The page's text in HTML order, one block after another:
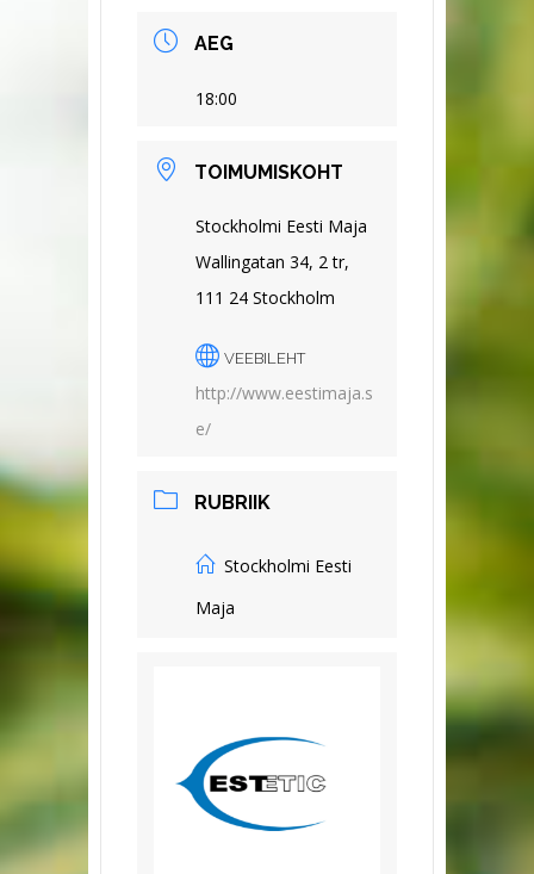
AEG
18:00
TOIMUMISKOHT
Stockholmi Eesti Maja
Wallingatan 34, 2 tr,
111 24 Stockholm
VEEBILEHT
http://www.eestimaja.s
e/
RUBRIIK
Stockholmi Eesti
Maja